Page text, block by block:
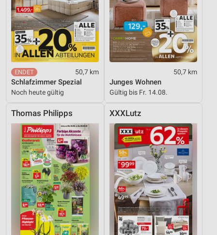
50,7 km
Schlafzimmer Spezial
Noch heute gültig
50,7 km
Junges Wohnen
Gültig bis Fr. 14.08.
Thomas Philipps XXXLutz
IAB-Besonderheiten:
Verwendung genauer Standortdaten
Geräte anhand von aktiv angeforderten
Informationen identifizieren
Nicht-IAB-Verarbeitungszwecke:
Notwendig
Funktional
Werbung